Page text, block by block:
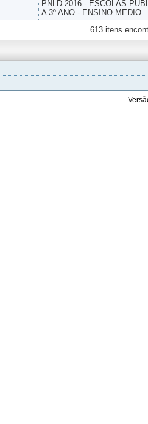
PNLD 2016 - ESCOLAS
A 3º ANO - ENSINO MEDIO
613 itens